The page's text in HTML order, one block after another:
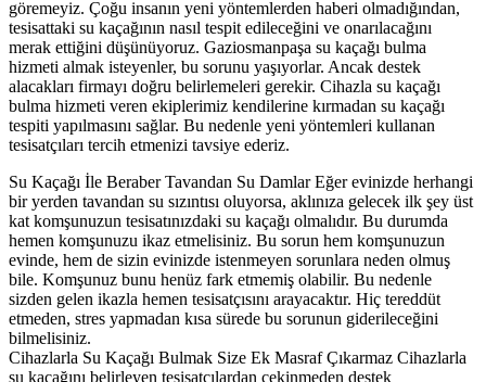
göremeyiz. Çoğu insanın yeni yöntemlerden haberi olmadığından,
tesisattaki su kaçağının nasıl tespit edileceğini ve onarılacağını
merak ettiğini düşünüyoruz. Gaziosmanpaşa su kaçağı bulma
hizmeti almak isteyenler, bu sorunu yaşıyorlar. Ancak destek
alacakları firmayı doğru belirlemeleri gerekir. Cihazla su kaçağı
bulma hizmeti veren ekiplerimiz kendilerine kırmadan su kaçağı
tespiti yapılmasını sağlar. Bu nedenle yeni yöntemleri kullanan
tesisatçıları tercih etmenizi tavsiye ederiz.
Su Kaçağı İle Beraber Tavandan Su Damlar Eğer evinizde herhangi
bir yerden tavandan su sızıntısı oluyorsa, aklınıza gelecek ilk şey üst
kat komşunuzun tesisatınızdaki su kaçağı olmalıdır. Bu durumda
hemen komşunuzu ikaz etmelisiniz. Bu sorun hem komşunuzun
evinde, hem de sizin evinizde istenmeyen sorunlara neden olmuş
bile. Komşunuz bunu henüz fark etmemiş olabilir. Bu nedenle
sizden gelen ikazla hemen tesisatçısını arayacaktır. Hiç tereddüt
etmeden, stres yapmadan kısa sürede bu sorunun giderileceğini
bilmelisiniz.
Cihazlarla Su Kaçağı Bulmak Size Ek Masraf Çıkarmaz Cihazlarla
su kaçağını belirleyen tesisatçılardan çekinmeden destek